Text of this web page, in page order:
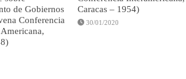
de Gobiernos
Conferencia
Caracas – 1954)
30/01/2020